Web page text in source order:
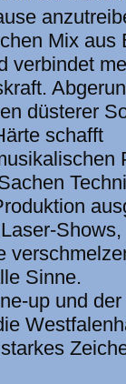
Mix aus
verbindet
düsterer
schafft
Sinne.
up und